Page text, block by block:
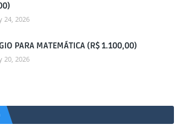
24, 2026
PARA MATEMÁTICA (R$ 1.100,00)
20, 2026